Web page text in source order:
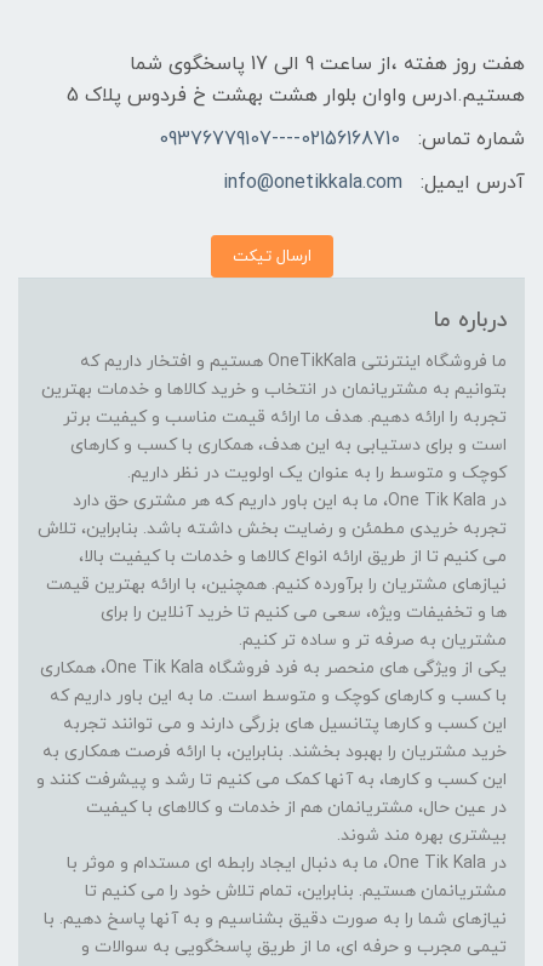
هفت روز هفته ،از ساعت 9 الی 17 پاسخگوی شما
هستیم.ادرس واوان بلوار هشت بهشت خ فردوس پلاک 5
شماره تماس:
02156168710----09376779107
آدرس ایمیل:
info@onetikkala.com
ارسال تیکت
درباره ما
ما فروشگاه اینترنتی OneTikKala هستیم و افتخار داریم که
بتوانیم به مشتریانمان در انتخاب و خرید کالاها و خدمات بهترین
تجربه را ارائه دهیم. هدف ما ارائه قیمت مناسب و کیفیت برتر
است و برای دستیابی به این هدف، همکاری با کسب و کارهای
کوچک و متوسط را به عنوان یک اولویت در نظر داریم.
در One Tik Kala، ما به این باور داریم که هر مشتری حق دارد
تجربه خریدی مطمئن و رضایت بخش داشته باشد. بنابراین، تلاش
می کنیم تا از طریق ارائه انواع کالاها و خدمات با کیفیت بالا،
نیازهای مشتریان را برآورده کنیم. همچنین، با ارائه بهترین قیمت
ها و تخفیفات ویژه، سعی می کنیم تا خرید آنلاین را برای
مشتریان به صرفه تر و ساده تر کنیم.
یکی از ویژگی های منحصر به فرد فروشگاه One Tik Kala، همکاری
با کسب و کارهای کوچک و متوسط است. ما به این باور داریم که
این کسب و کارها پتانسیل های بزرگی دارند و می توانند تجربه
خرید مشتریان را بهبود بخشند. بنابراین، با ارائه فرصت همکاری به
این کسب و کارها، به آنها کمک می کنیم تا رشد و پیشرفت کنند و
در عین حال، مشتریانمان هم از خدمات و کالاهای با کیفیت
بیشتری بهره مند شوند.
در One Tik Kala، ما به دنبال ایجاد رابطه ای مستدام و موثر با
مشتریانمان هستیم. بنابراین، تمام تلاش خود را می کنیم تا
نیازهای شما را به صورت دقیق بشناسیم و به آنها پاسخ دهیم. با
تیمی مجرب و حرفه ای، ما از طریق پاسخگویی به سوالات و